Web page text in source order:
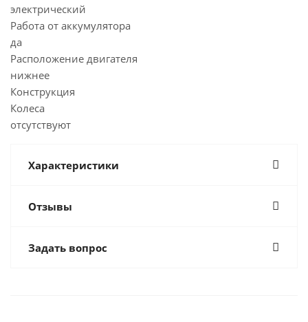
электрический
Работа от аккумулятора
да
Расположение двигателя
нижнее
Конструкция
Колеса
отсутствуют
Характеристики
Отзывы
Задать вопрос